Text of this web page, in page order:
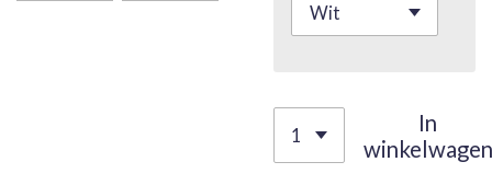
In
winkelwagen